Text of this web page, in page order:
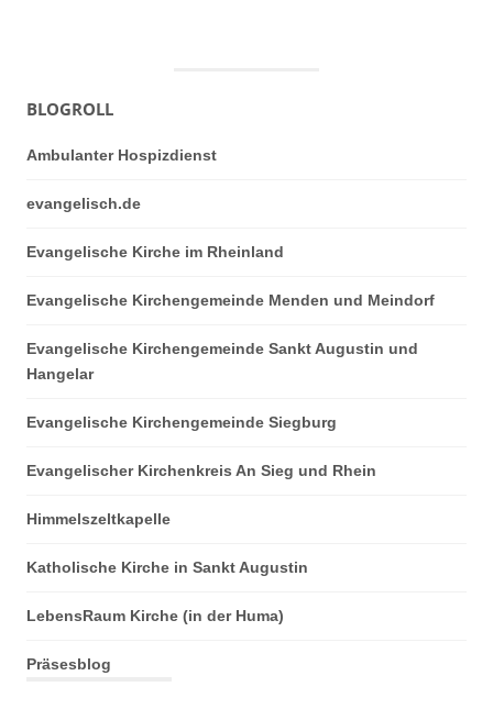
BLOGROLL
Ambulanter Hospizdienst
evangelisch.de
Evangelische Kirche im Rheinland
Evangelische Kirchengemeinde Menden und Meindorf
Evangelische Kirchengemeinde Sankt Augustin und
Hangelar
Evangelische Kirchengemeinde Siegburg
Evangelischer Kirchenkreis An Sieg und Rhein
Himmelszeltkapelle
Katholische Kirche in Sankt Augustin
LebensRaum Kirche (in der Huma)
Präsesblog